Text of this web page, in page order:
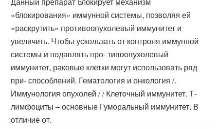
«блокирования» иммунной системы, позволяя ей
«раскрутить» противоопухолевый иммунитет и
увеличить. Чтобы ускользать от контроля иммунной
системы и подавлять про- тивоопухолевый
иммунитет, раковые клетки могут использовать ряд
при- способлений. Гематология и онкология /.
Иммунология опухолей / / Клеточный иммунитет. Т-
лимфоциты – основные Гуморальный иммунитет. В
отличие от.